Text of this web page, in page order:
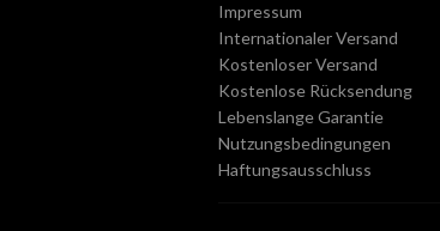
Impressum
Internationaler Versand
Kostenloser Versand
Kostenlose Rücksendung
Lebenslange Garantie
Nutzungsbedingungen
Haftungsausschluss